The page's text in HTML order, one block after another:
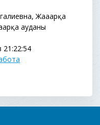
Жаңаарқа
ауданы
21:22:54